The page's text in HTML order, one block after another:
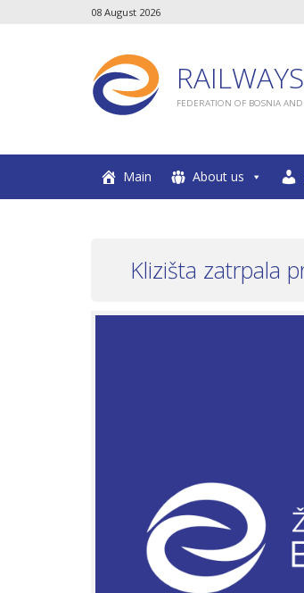
08 August 2026
RAILWAYS
FEDERATION OF BOSNIA
Main About us
Klizišta zatrpala